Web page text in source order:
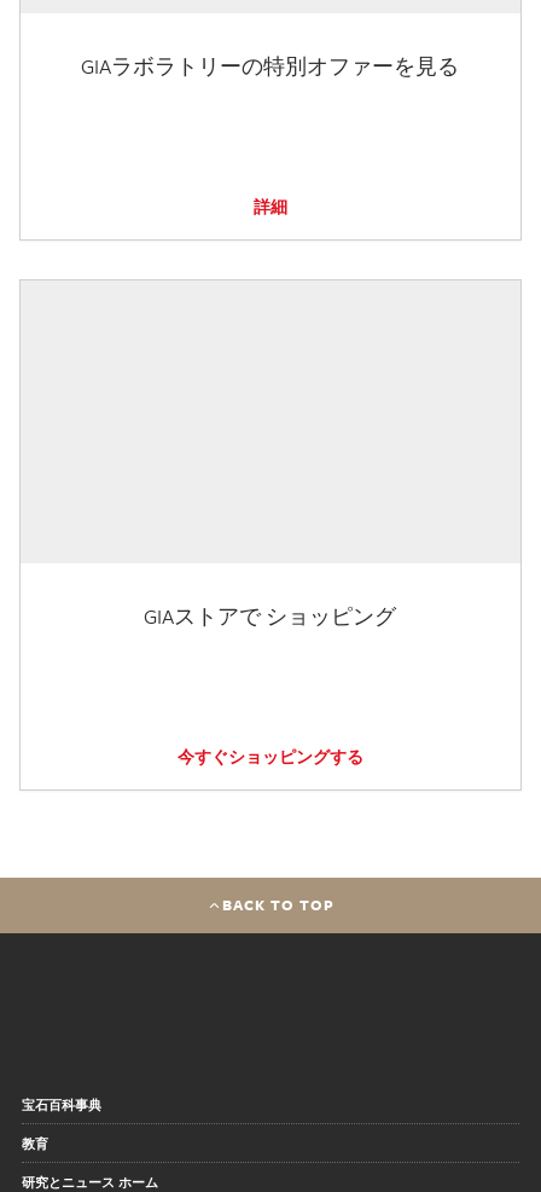
GIAラボラトリーの特別オファーを見る
詳細
GIAストアで ショッピング
今すぐショッピングする
BACK TO TOP
宝石百科事典
教育
研究とニュース ホーム